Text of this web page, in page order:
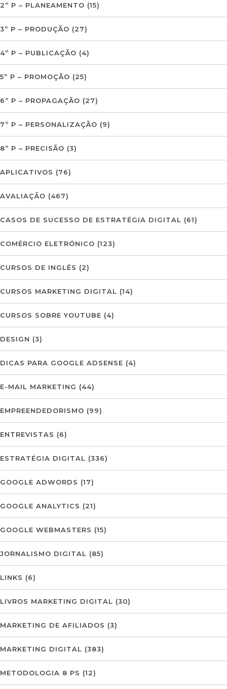
2º P – PLANEAMENTO (15)
3º P – PRODUÇÃO (27)
4º P – PUBLICAÇÃO (4)
5º P – PROMOÇÃO (25)
6º P – PROPAGAÇÃO (27)
7º P – PERSONALIZAÇÃO (9)
8º P – PRECISÃO (3)
APLICATIVOS (76)
AVALIAÇÃO (467)
CASOS DE SUCESSO DE ESTRATÉGIA DIGITAL (61)
COMÉRCIO ELETRÓNICO (123)
CURSOS DE INGLÊS (2)
CURSOS MARKETING DIGITAL (14)
CURSOS SOBRE YOUTUBE (4)
DESIGN (3)
DICAS PARA GOOGLE ADSENSE (4)
E-MAIL MARKETING (44)
EMPREENDEDORISMO (99)
ENTREVISTAS (6)
ESTRATÉGIA DIGITAL (336)
GOOGLE ADWORDS (17)
GOOGLE ANALYTICS (21)
GOOGLE WEBMASTERS (15)
JORNALISMO DIGITAL (85)
LINKS (6)
LIVROS MARKETING DIGITAL (30)
MARKETING DE AFILIADOS (3)
MARKETING DIGITAL (383)
METODOLOGIA 8 PS (12)